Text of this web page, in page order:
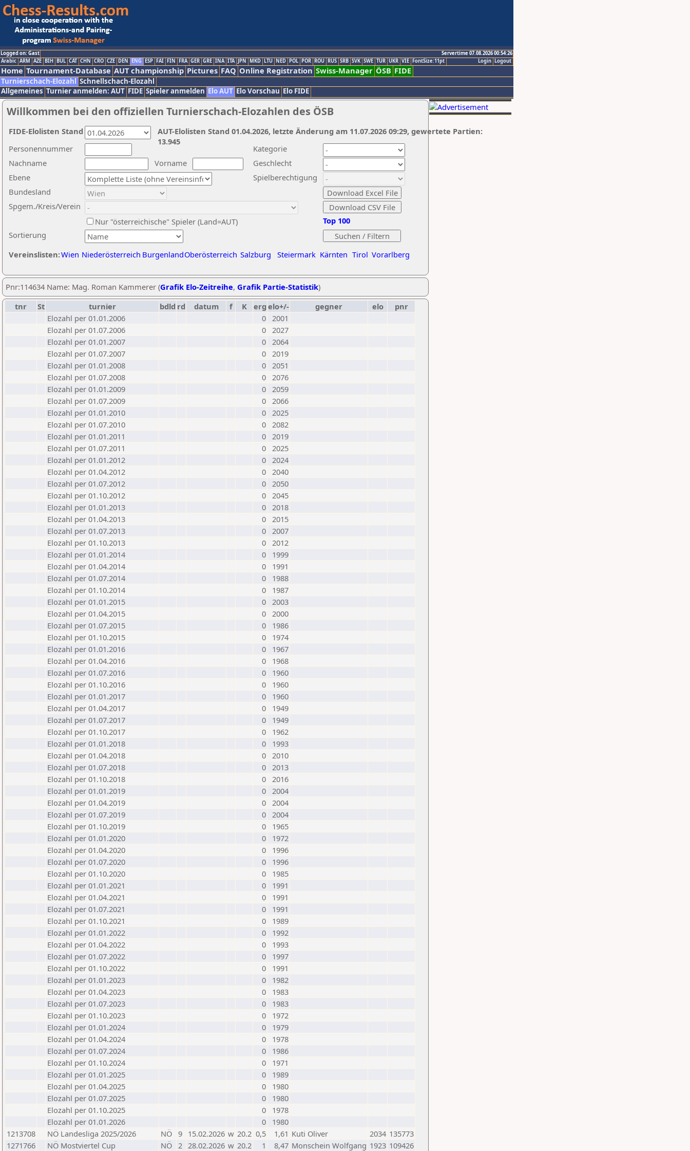
Logged on: Gast
Servertime 07.08.2026 00:54:26
Logout
Login
Arabic ARM AZE BIH BUL CAT CHN CRO CZE DEN ENG ESP FAI FIN FRA GER GRE INA ITA JPN MKD LTU NED POL POR ROU RUS SRB SVK SWE TUR UKR VIE FontSize:11pt
Home Tournament-Database AUT championship Pictures FAQ Online Registration Swiss-Manager ÖSB FIDE
Turnierschach-Elozahl Schnellschach-Elozahl
Allgemeines Turnier anmelden: AUT FIDE Spieler anmelden Elo AUT Elo Vorschau Elo FIDE
Willkommen bei den offiziellen Turnierschach-Elozahlen des ÖSB
Nachname
Vorname
Ebene
Kategorie
Sortierung
Personennummer
Bundesland
Spgem./Kreis/Verein
Geschlecht
Nur "österreichische" Spieler (Land=AUT)
Spielberechtigung
Vereinslisten:Wien Niederösterreich BurgenlandOberösterreich Salzburg Steiermark Kärnten Tirol Vorarlberg
Top 100
AUT-Elolisten Stand 01.04.2026, letzte Änderung am 11.07.2026 09:29, gewertete Partien:
13.945
FIDE-Elolisten Stand
Pnr:114634 Name: Mag. Roman Kammerer (Grafik Elo-Zeitreihe, Grafik Partie-Statistik)
tnr
St turnier bdld rd datum f K erg elo+/- gegner elo
pnr
Elozahl per 01.01.2006
0 2001
Elozahl per 01.07.2006
0 2027
Elozahl per 01.01.2007
0 2064
Elozahl per 01.07.2007
0 2019
Elozahl per 01.01.2008
0 2051
Elozahl per 01.07.2008
0 2076
Elozahl per 01.01.2009
0 2059
Elozahl per 01.07.2009
0 2066
Elozahl per 01.01.2010
0 2025
Elozahl per 01.07.2010
0 2082
Elozahl per 01.01.2011
0 2019
Elozahl per 01.07.2011
0 2025
Elozahl per 01.01.2012
0 2024
Elozahl per 01.04.2012
0 2040
Elozahl per 01.07.2012
0 2050
Elozahl per 01.10.2012
0 2045
Elozahl per 01.01.2013
0 2018
Elozahl per 01.04.2013
0 2015
Elozahl per 01.07.2013
0 2007
Elozahl per 01.10.2013
0 2012
Elozahl per 01.01.2014
0
1999
Elozahl per 01.04.2014
0
1991
Elozahl per 01.07.2014
0
1988
Elozahl per 01.10.2014
0
1987
Elozahl per 01.01.2015
0 2003
Elozahl per 01.04.2015
0 2000
Elozahl per 01.07.2015
0
1986
Elozahl per 01.10.2015
0
1974
Elozahl per 01.01.2016
0
1967
Elozahl per 01.04.2016
0
1968
Elozahl per 01.07.2016
0
1960
Elozahl per 01.10.2016
0
1960
Elozahl per 01.01.2017
0
1960
Elozahl per 01.04.2017
0
1949
Elozahl per 01.07.2017
0
1949
Elozahl per 01.10.2017
0
1962
Elozahl per 01.01.2018
0
1993
Elozahl per 01.04.2018
0 2010
Elozahl per 01.07.2018
0 2013
Elozahl per 01.10.2018
0 2016
Elozahl per 01.01.2019
0 2004
Elozahl per 01.04.2019
0 2004
Elozahl per 01.07.2019
0 2004
Elozahl per 01.10.2019
0
1965
Elozahl per 01.01.2020
0
1972
Elozahl per 01.04.2020
0
1996
Elozahl per 01.07.2020
0
1996
Elozahl per 01.10.2020
0
1985
Elozahl per 01.01.2021
0
1991
Elozahl per 01.04.2021
0
1991
Elozahl per 01.07.2021
0
1991
Elozahl per 01.10.2021
0
1989
Elozahl per 01.01.2022
0
1992
Elozahl per 01.04.2022
0
1993
Elozahl per 01.07.2022
0
1997
Elozahl per 01.10.2022
0
1991
Elozahl per 01.01.2023
0
1982
Elozahl per 01.04.2023
0
1983
Elozahl per 01.07.2023
0
1983
Elozahl per 01.10.2023
0
1972
Elozahl per 01.01.2024
0
1979
Elozahl per 01.04.2024
0
1978
Elozahl per 01.07.2024
0
1986
Elozahl per 01.10.2024
0
1971
Elozahl per 01.01.2025
0
1989
Elozahl per 01.04.2025
0
1980
Elozahl per 01.07.2025
0
1980
Elozahl per 01.10.2025
0
1978
Elozahl per 01.01.2026
0
1980
1213708
NÖ Landesliga 2025/2026 NÖ 9 15.02.2026 w 20.2 0,5 1,61 Kuti Oliver 2034 135773
1271766
NÖ Mostviertel Cup NÖ 2 28.02.2026 w 20.2 1 8,47 Monschein Wolfgang 1923 109426